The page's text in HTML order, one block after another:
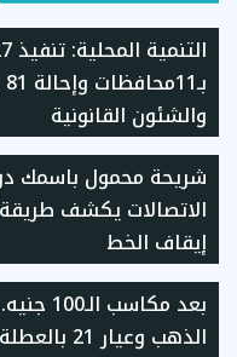
والشئون القانونية
شريحة محمول باسمك
الاتصالات يكشف طريقة
إيقاف الخط
بعد
الذهب وعيار 21 بالعطلة الأسبوعية